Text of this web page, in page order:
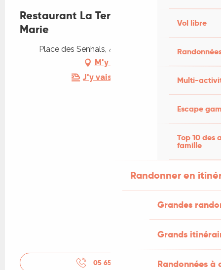
Vol libre
Multi-
Escape
Top 10 des
famille
Randonner en
Grandes
Grands
Randonnées
Restaurant La Terrasse Sainte
Marie
Place des Senhals, 46500 Rocamadour
M'y rendre
J'y vais en train !
05 65 34 09